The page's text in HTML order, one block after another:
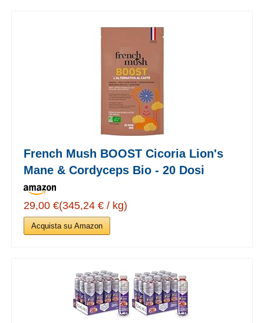
French Mush BOOST Cicoria Lion's
Mane & Cordyceps Bio - 20 Dosi
29,00 €(345,24 € / kg)
Acquista su Amazon